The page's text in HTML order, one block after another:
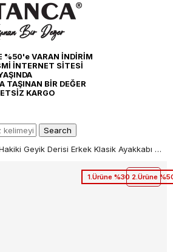
%50'e VARAN İNDİRİM
İNTERNET SİTESİ
TAŞINAN BİR DEĞER
KARGO
Mocassini Hakiki Geyik Derisi Erkek Klasik Ayakkabı 9111
1.Ürüne %30 2.Ürüne